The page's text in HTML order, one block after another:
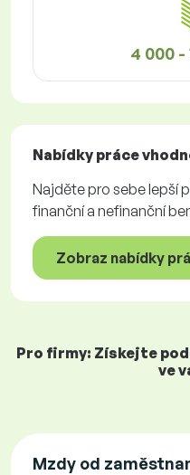
4 000 -
Nabídky práce
Najděte pro sebe lepší
finanční a nefinanční
Zobraz nabídky
Pro firmy: Získejte
ve
Mzdy od